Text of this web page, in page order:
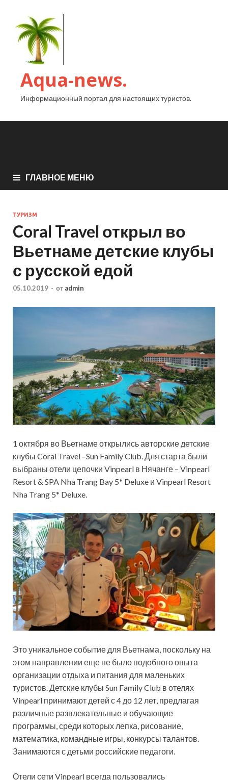
Aqua-news.
Информационный портал для настоящих туристов.
ГЛАВНОЕ МЕНЮ
ТУРИЗМ
Coral Travel открыл во
Вьетнаме детские клубы
с русской едой
05.10.2019 - от admin
1 октября во Вьетнаме открылись авторские детские
клубы Coral Travel –Sun Family Club. Для старта были
выбраны отели цепочки Vinpearl в Нячанге – Vinpearl
Resort & SPA Nha Trang Bay 5* Deluxe и Vinpearl Resort
Nha Trang 5* Deluxe.
Это уникальное событие для Вьетнама, поскольку на
этом направлении еще не было подобного опыта
организации отдыха и питания для маленьких
туристов. Детские клубы Sun Family Club в отелях
Vinpearl принимают детей с 4 до 12 лет, предлагая
различные развлекательные и обучающие
программы, среди которых лепка, рисование,
математика, командные игры, конкурсы талантов.
Занимаются с детьми российские педагоги.
Отели сети Vinpearl всегда пользовались